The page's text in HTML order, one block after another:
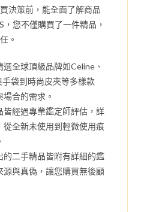
決策前，能全面了解商品
您不僅購買了一件精品，
。
選全球頂級品牌如Celine、
袋到時尚皮夾等多樣款
合的需求。
皆經過專業鑑定師評估，詳
從全新未使用到輕微使用痕
的二手精品皆附有詳細的鑑
源與真偽，讓您購買無後顧